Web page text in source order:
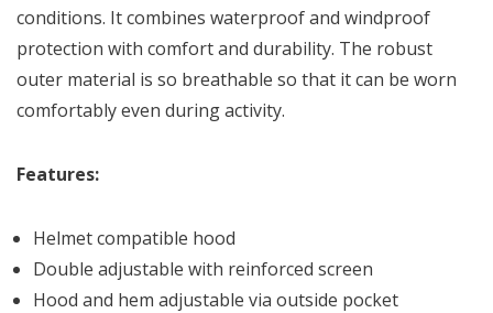
conditions. It combines waterproof and windproof
protection with comfort and durability. The robust
outer material is so breathable so that it can be worn
comfortably even during activity.
Features:
Helmet compatible hood
Double adjustable with reinforced screen
Hood and hem adjustable via outside pocket